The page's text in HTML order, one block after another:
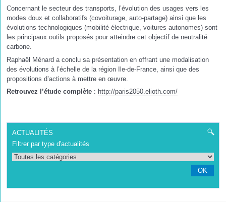
Concernant le secteur des transports, l’évolution des usages vers les
modes doux et collaboratifs (covoiturage, auto-partage) ainsi que les
évolutions technologiques (mobilité électrique, voitures autonomes) sont
les principaux outils proposés pour atteindre cet objectif de neutralité
carbone.
Raphaël Ménard a conclu sa présentation en offrant une modalisation
des évolutions à l’échelle de la région Ile-de-France, ainsi que des
propositions d’actions à mettre en œuvre.
Retrouvez l’étude complète : http://paris2050.elioth.com/
ACTUALITÉS
Filtrer par type d'actualités
OK